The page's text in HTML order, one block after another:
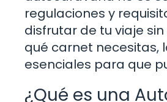
regulaciones y
disfrutar de tu viaje
qué carnet necesitas,
esenciales para que
¿Qué es una